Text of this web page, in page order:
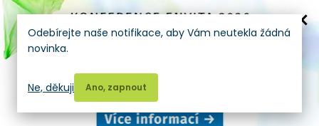
Odebírejte naše notifikace, aby Vám neutekla žádná
novinka.
Ano, zapnout
Ne, děkuji